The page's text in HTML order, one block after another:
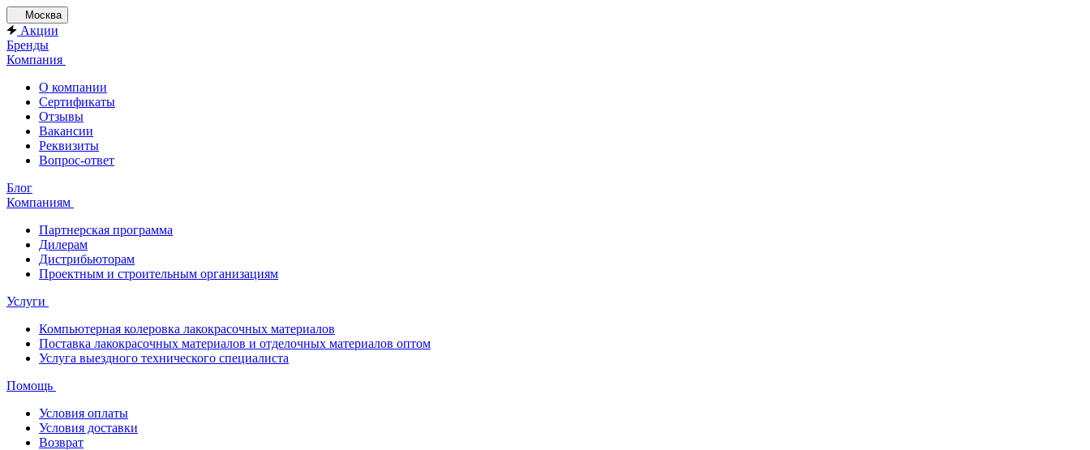
Москва
Акции
Бренды
Компания
О компании
Сертификаты
Отзывы
Вакансии
Реквизиты
Вопрос-ответ
Блог
Компаниям
Партнерская программа
Дилерам
Дистрибьюторам
Проектным и строительным организациям
Услуги
Компьютерная колеровка лакокрасочных материалов
Поставка лакокрасочных материалов и отделочных материалов оптом
Услуга выездного технического специалиста
Помощь
Условия оплаты
Условия доставки
Возврат